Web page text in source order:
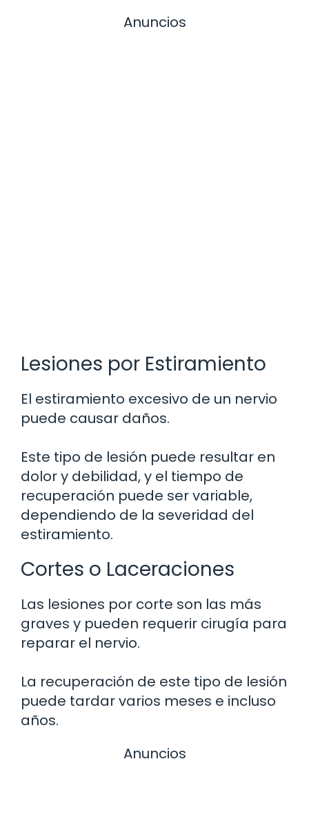
Anuncios
Lesiones por Estiramiento
El estiramiento excesivo de un nervio
puede causar daños.
Este tipo de lesión puede resultar en
dolor y debilidad, y el tiempo de
recuperación puede ser variable,
dependiendo de la severidad del
estiramiento.
Cortes o Laceraciones
Las lesiones por corte son las más
graves y pueden requerir cirugía para
reparar el nervio.
La recuperación de este tipo de lesión
puede tardar varios meses e incluso
años.
Anuncios